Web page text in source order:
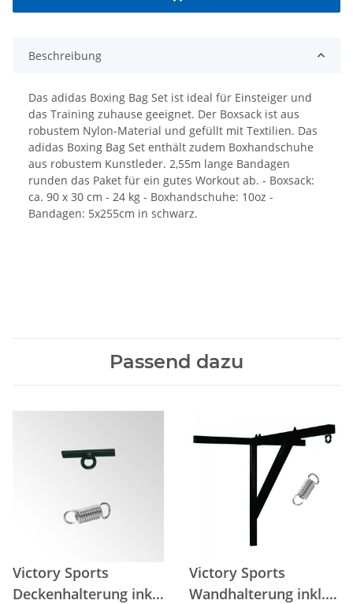
Beschreibung
Das adidas Boxing Bag Set ist ideal für Einsteiger und
das Training zuhause geeignet. Der Boxsack ist aus
robustem Nylon-Material und gefüllt mit Textilien. Das
adidas Boxing Bag Set enthält zudem Boxhandschuhe
aus robustem Kunstleder. 2,55m lange Bandagen
runden das Paket für ein gutes Workout ab. - Boxsack:
ca. 90 x 30 cm - 24 kg - Boxhandschuhe: 10oz -
Bandagen: 5x255cm in schwarz.
Passend dazu
Victory Sports
Deckenhalterung inkl.
Victory Sports
Wandhalterung inkl.